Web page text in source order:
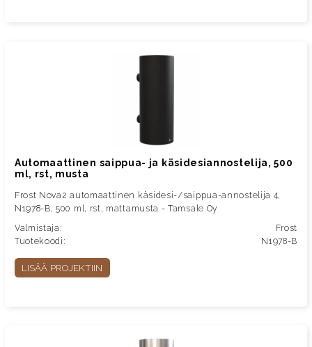
Automaattinen saippua- ja käsidesiannostelija, 500
ml, rst, musta
Frost Nova2 automaattinen käsidesi-/saippua-annostelija 4,
N1978-B, 500 ml, rst, mattamusta - Tamsale Oy
Valmistaja:
Frost
Tuotekoodi:
N1978-B
LISÄÄ PROJEKTIIN